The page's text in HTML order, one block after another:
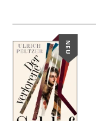
NEU